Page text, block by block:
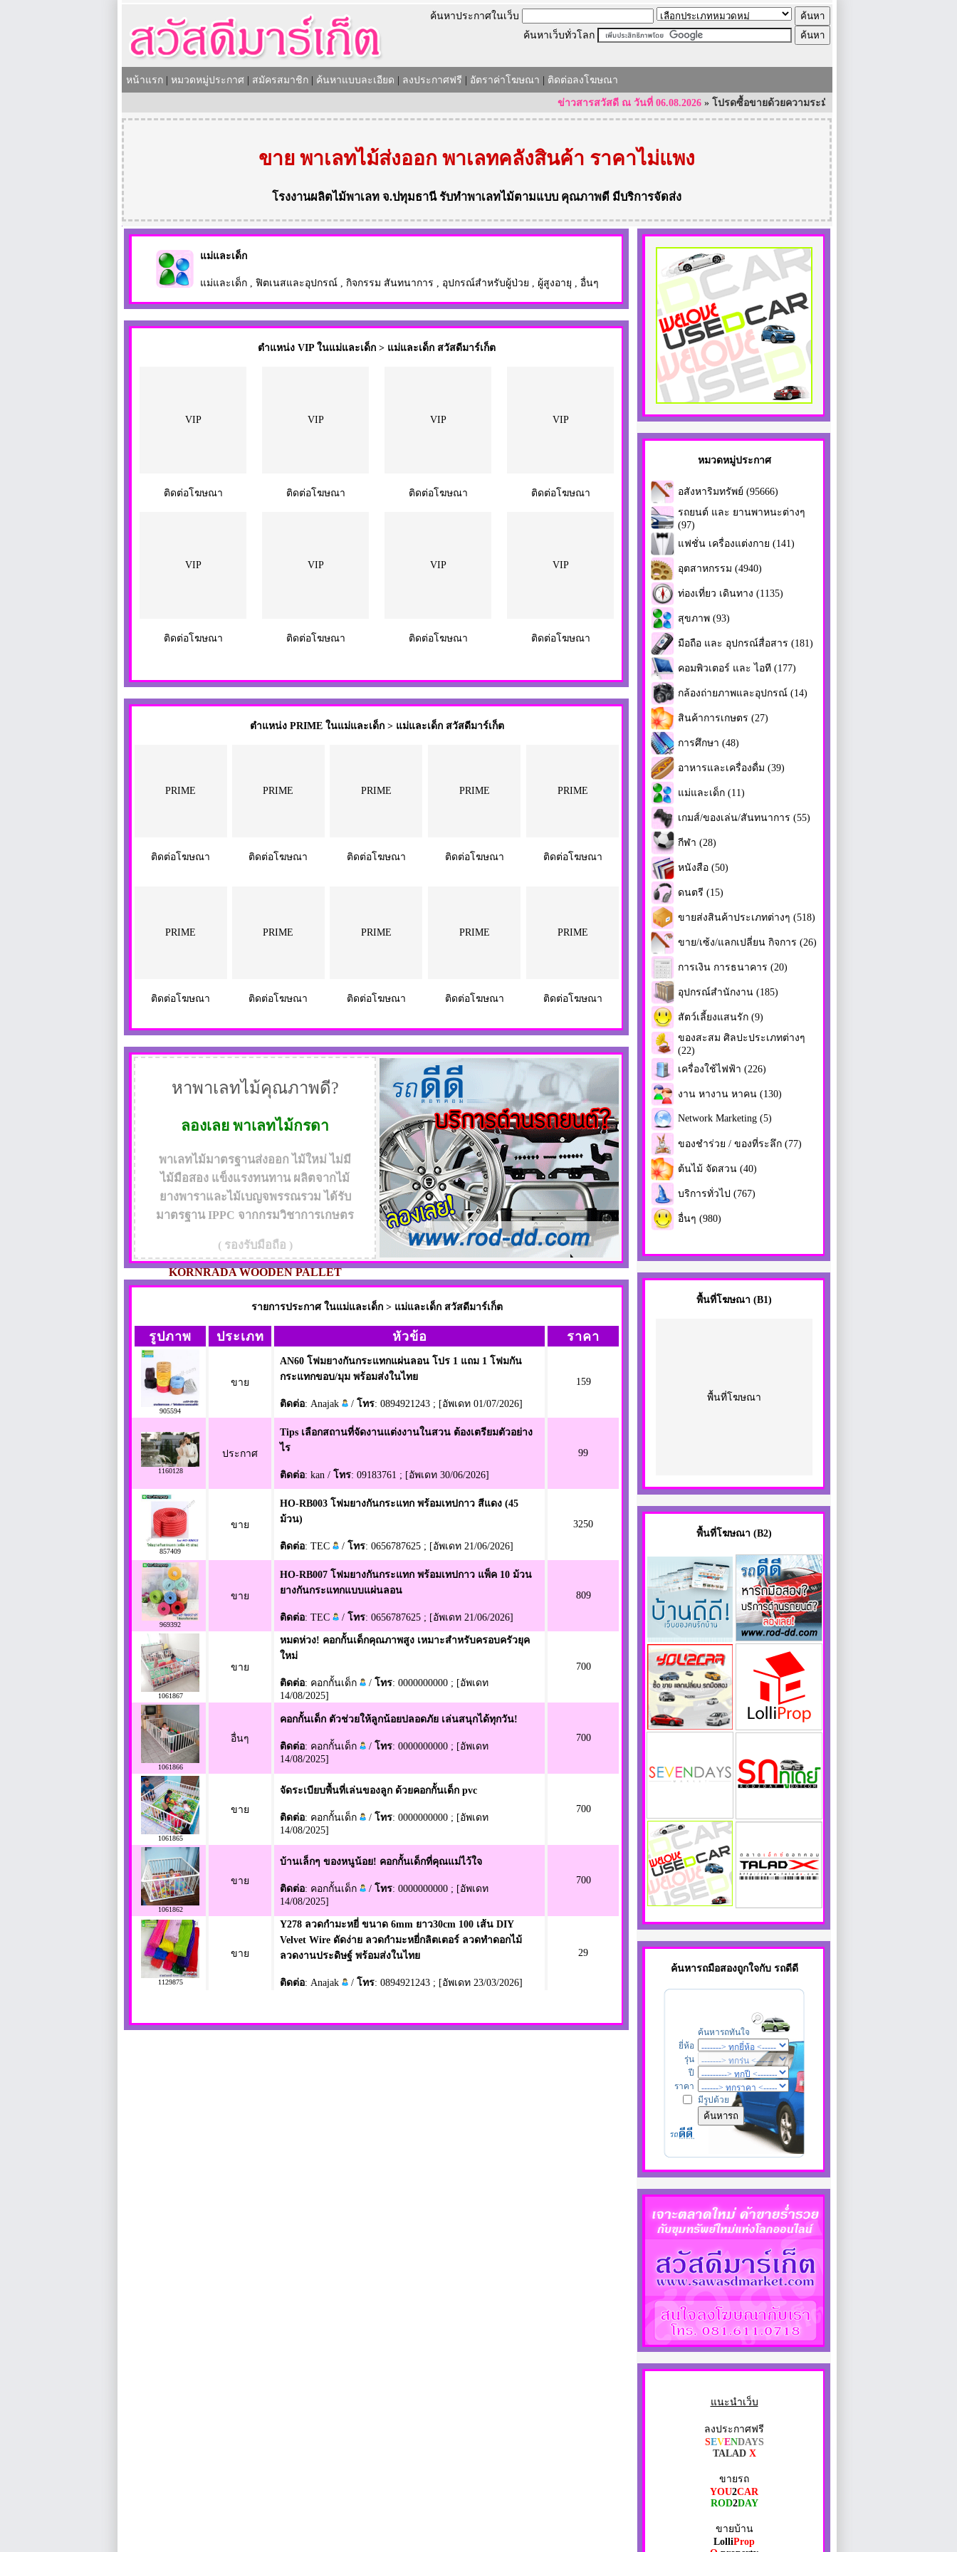
ค้นหาประกาศในเว็บ
ค้นหาเว็บทั่วโลก
หน้าแรก หมวดหมู่ประกาศ สมัครสมาชิก ค้นหาแบบละเอียด ลงประกาศฟรี อัตราค่าโฆษณา ติดต่อลงโฆษณา
ข่าวสารสวัสดี ณ วันที่ 06.08.2026»โปรดซื้อขายด้วยความระมัดระวัง และใช้ความรอบคอบเป็นอ
ขาย พาเลทไม้ส่งออก พาเลทคลังสินค้า ราคาไม่แพง
โรงงานผลิตไม้พาเลท จ.ปทุมธานี รับทำพาเลทไม้ตามแบบ คุณภาพดี มีบริการจัดส่ง
แม่และเด็ก
แม่และเด็ก, ฟิตเนสและอุปกรณ์, กิจกรรม สันทนาการ อุปกรณ์สำหรับผู้ป่วย ผู้สูงอายุ อื่นๆ
ตำแหน่ง VIP ในแม่และเด็ก > แม่และเด็ก สวัสดีมาร์เก็ต
VIP
ติดต่อโฆษณา
VIP
ติดต่อโฆษณา
VIP
ติดต่อโฆษณา
VIP
ติดต่อโฆษณา
VIP
ติดต่อโฆษณา
VIP
ติดต่อโฆษณา
VIP
ติดต่อโฆษณา
VIP
ติดต่อโฆษณา
ตำแหน่ง PRIME ในแม่และเด็ก > แม่และเด็ก สวัสดีมาร์เก็ต
PRIME
ติดต่อโฆษณา
PRIME
ติดต่อโฆษณา
PRIME
ติดต่อโฆษณา
PRIME
ติดต่อโฆษณา
PRIME
ติดต่อโฆษณา
PRIME
ติดต่อโฆษณา
PRIME
ติดต่อโฆษณา
PRIME
ติดต่อโฆษณา
PRIME
ติดต่อโฆษณา
PRIME
ติดต่อโฆษณา
หาพาเลทไม้คุณภาพดี?
ลองเลย พาเลทไม้กรดา
พาเลทไม้มาตรฐานส่งออก ไม้ใหม่ ไม่มี
ไม้มือสอง แข็งแรงทนทาน ผลิตจากไม้
ยางพาราและไม้เบญจพรรณรวม ได้รับ
มาตรฐาน IPPC จากกรมวิชาการเกษตร
( รองรับมือถือ )
KORNRADA WOODEN PALLET
รายการประกาศ ในแม่และเด็ก > แม่และเด็ก สวัสดีมาร์เก็ต
รูปภาพ ประเภท หัวข้อ ราคา
905594
ขาย
AN60 โฟมยางกันกระแทกแผ่นลอน โปร 1 แถม 1 โฟมกัน
กระแทกขอบ/มุม พร้อมส่งในไทย
ติดต่อ: Anajak / โทร: 0894921243 ; [อัพเดท 01/07/2026]
159
1160128
ประกาศ
Tips เลือกสถานที่จัดงานแต่งงานในสวน ต้องเตรียมตัวอย่าง
ไร
ติดต่อ: kan / โทร: 09183761 ; [อัพเดท 30/06/2026]
99
857409
ขาย
HO-RB003 โฟมยางกันกระแทก พร้อมเทปกาว สีแดง (45
ม้วน)
ติดต่อ: TEC / โทร: 0656787625 ; [อัพเดท 21/06/2026]
3250
969392
ขาย
HO-RB007 โฟมยางกันกระแทก พร้อมเทปกาว แพ็ค 10 ม้วน
ยางกันกระแทกแบบแผ่นลอน
ติดต่อ: TEC / โทร: 0656787625 ; [อัพเดท 21/06/2026]
809
1061867
ขาย
หมดห่วง! คอกกั้นเด็กคุณภาพสูง เหมาะสำหรับครอบครัวยุค
ใหม่
ติดต่อ: คอกกั้นเด็ก / โทร: 0000000000 ; [อัพเดท
14/08/2025]
700
1061866
อื่นๆ
คอกกั้นเด็ก ตัวช่วยให้ลูกน้อยปลอดภัย เล่นสนุกได้ทุกวัน!
ติดต่อ: คอกกั้นเด็ก / โทร: 0000000000 ; [อัพเดท
14/08/2025]
700
1061865
ขาย
จัดระเบียบพื้นที่เล่นของลูก ด้วยคอกกั้นเด็ก pvc
ติดต่อ: คอกกั้นเด็ก / โทร: 0000000000 ; [อัพเดท
14/08/2025]
700
1061862
ขาย
บ้านเล็กๆ ของหนูน้อย! คอกกั้นเด็กที่คุณแม่ไว้ใจ
ติดต่อ: คอกกั้นเด็ก / โทร: 0000000000 ; [อัพเดท
14/08/2025]
700
1129875
ขาย
Y278 ลวดกำมะหยี่ ขนาด 6mm ยาว30cm 100 เส้น DIY
Velvet Wire ดัดง่าย ลวดกำมะหยี่กลิตเตอร์ ลวดทำดอกไม้
ลวดงานประดิษฐ์ พร้อมส่งในไทย
ติดต่อ: Anajak / โทร: 0894921243 ; [อัพเดท 23/03/2026]
29
หมวดหมู่ประกาศ
อสังหาริมทรัพย์ (95666)
รถยนต์ และ ยานพาหนะต่างๆ
(97)
แฟชั่น เครื่องแต่งกาย (141)
อุตสาหกรรม (4940)
ท่องเที่ยว เดินทาง (1135)
สุขภาพ (93)
มือถือ และ อุปกรณ์สื่อสาร (181)
คอมพิวเตอร์ และ ไอที (177)
กล้องถ่ายภาพและอุปกรณ์ (14)
สินค้าการเกษตร (27)
การศึกษา (48)
อาหารและเครื่องดื่ม (39)
แม่และเด็ก (11)
เกมส์/ของเล่น/สันทนาการ (55)
กีฬา (28)
หนังสือ (50)
ดนตรี (15)
ขายส่งสินค้าประเภทต่างๆ (518)
ขาย/เซ้ง/แลกเปลี่ยน กิจการ (26)
การเงิน การธนาคาร (20)
อุปกรณ์สำนักงาน (185)
สัตว์เลี้ยงแสนรัก (9)
ของสะสม ศิลปะประเภทต่างๆ
(22)
เครื่องใช้ไฟฟ้า (226)
งาน หางาน หาคน (130)
Network Marketing (5)
ของชำร่วย / ของที่ระลึก (77)
ต้นไม้ จัดสวน (40)
บริการทั่วไป (767)
อื่นๆ (980)
พื้นที่โฆษณา (B1)
พื้นที่โฆษณา
พื้นที่โฆษณา (B2)
ค้นหารถมือสองถูกใจกับ รถดีดี
แนะนำเว็บ
ลงประกาศฟรี
SEVENDAYS
TALADX
ขายรถ
YOU2CAR
ROD2DAY
ขายบ้าน
LolliProp